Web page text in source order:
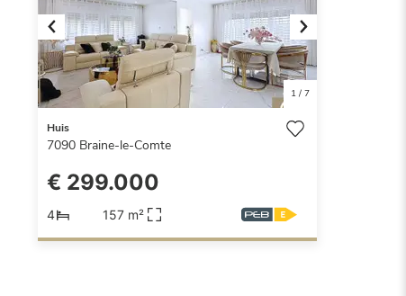
Previous Next
1/ 7
Huis
7090 Braine-le-Comte
€ 299.000
4 157 m²